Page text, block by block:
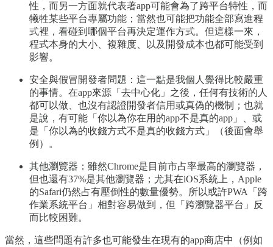
性，而另一方面就代表著app可能會為了跨平台特性，而
犧牲某些平台專屬功能；當然也可能把功能全部寫進程
式裡，看碰到哪個平台再決定運作方式。但這樣一來，
程式本身的大小、複雜度、以及開發成本也都可能受到
影響。
安全與假冒開發者問題：這一點是我個人覺得比較嚴重
的事情。在app來源「去中心化」之後，任何有技術的人
都可以做、也沒有認證開發者信用或真偽的機制；也就
是說，有可能「你以為你在用的app不是真的app」、或
是「你以為的收錢方式不是真的收錢方式」（後面會舉
例）。
其他瀏覽器：雖然Chrome是目前市占率最高的瀏覽器，
但也還有37%是其他瀏覽器；尤其在iOS系統上，Apple
的Safari仍然占有壓倒性的數量優勢。所以或許PWA「跨
作業系統平台」相對容易做到，但「跨瀏覽器平台」反
而比較困難。
當然，這些問題有許多也可能發生在現有的app商店中（例如